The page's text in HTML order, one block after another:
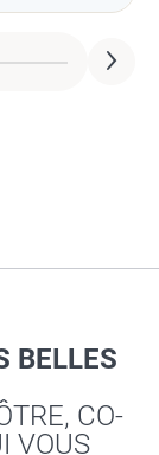
BELLES
CO-
VOUS